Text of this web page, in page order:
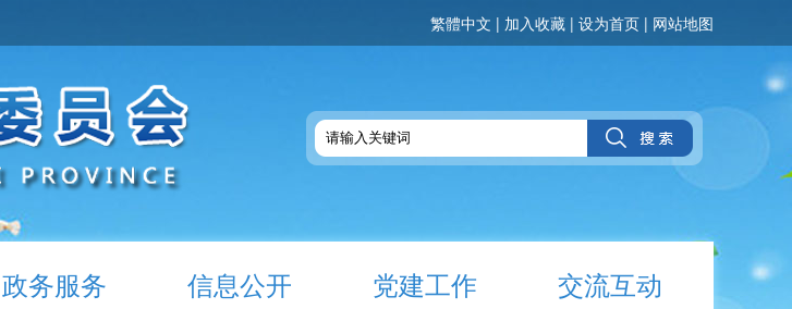
繁體中文 | 加入收藏 | 设为首页 | 网站地图
政务服务 信息公开 党建工作 交流互动